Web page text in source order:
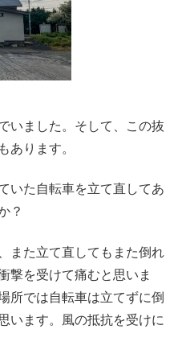
いました。そして、この抜
あります。
いた自転車を立て直してあ
？
また立て直してもまた倒れ
撃を受けて痛むと思いま
所では自転車は立てずに倒
います。風の抵抗を受けに